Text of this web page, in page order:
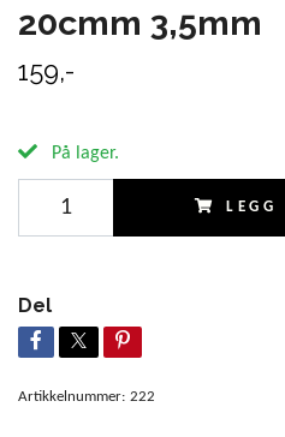
20cmm 3,5mm
159,-
På lager.
Del
Artikkelnummer: 222